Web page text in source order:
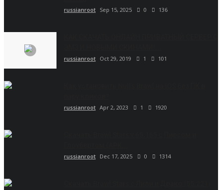
russianroot Sep 15, 2025 0 136
russianroot Oct 29, 2019 1 101
russianroot Apr 2, 2023 1 1920
russianroot Dec 17, 2025 0 1314